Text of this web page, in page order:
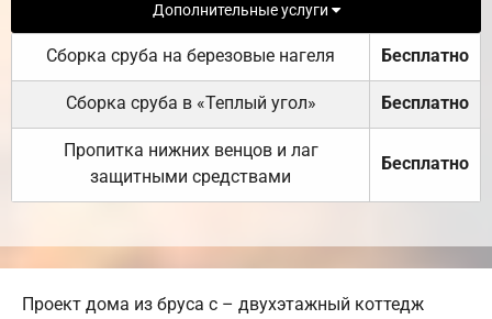
Дополнительные услуги
Сборка сруба на березовые нагеля Бесплатно
Сборка сруба в «Теплый угол» Бесплатно
Пропитка нижних венцов и лаг
защитными средствами
Бесплатно
Проект дома из бруса с – двухэтажный коттедж